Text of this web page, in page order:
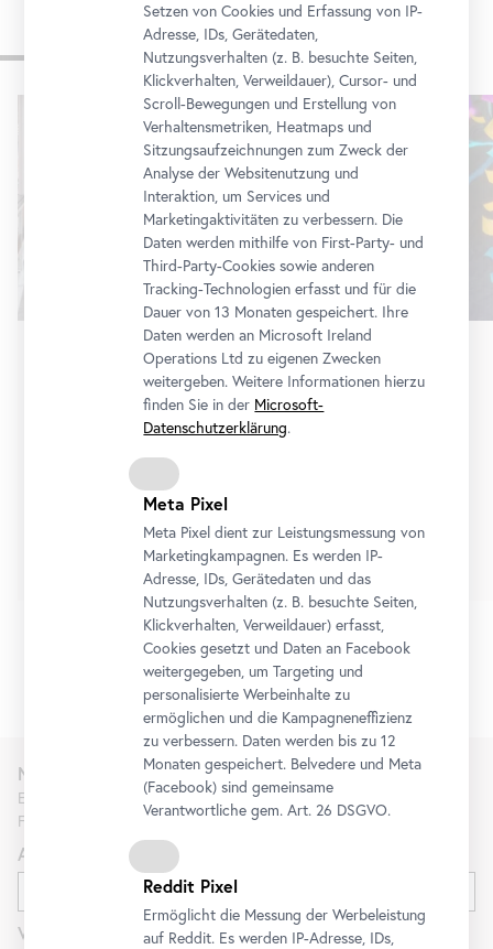
Weitere Ausstellungen
Ausstellung • Belvedere 21
Stellprobe
Sammlungszugänge der letzten Dekade in einem
Display von Heimo Zobernig
10. Juli 2026- 4. Oktober 2026
Tickets
1/2
Newsletter
Erfahren Sie als Erste*r über neue Ausstellungen, Workshops,
Führungen und Aktionen des Belvedere.
Anrede
Vorname
Setzen von Cookies und Erfassung von IP-
Adresse, IDs, Gerätedaten,
Nutzungsverhalten (z. B. besuchte Seiten,
Klickverhalten, Verweildauer), Cursor- und
Scroll-Bewegungen und Erstellung von
Verhaltensmetriken, Heatmaps und
Sitzungsaufzeichnungen zum Zweck der
Analyse der Websitenutzung und
Interaktion, um Services und
Marketingaktivitäten zu verbessern. Die
Daten werden mithilfe von First-Party- und
Third-Party-Cookies sowie anderen
Tracking-Technologien erfasst und für die
Dauer von 13 Monaten gespeichert. Ihre
Daten werden an Microsoft Ireland
Operations Ltd zu eigenen Zwecken
weitergeben. Weitere Informationen hierzu
finden Sie in der Microsoft-
Datenschutzerklärung.
Meta Pixel
Meta Pixel dient zur Leistungsmessung von
Marketingkampagnen. Es werden IP-
Adresse, IDs, Gerätedaten und das
Nutzungsverhalten (z. B. besuchte Seiten,
Klickverhalten, Verweildauer) erfasst,
Cookies gesetzt und Daten an Facebook
weitergegeben, um Targeting und
personalisierte Werbeinhalte zu
ermöglichen und die Kampagneneffizienz
zu verbessern. Daten werden bis zu 12
Monaten gespeichert. Belvedere und Meta
(Facebook) sind gemeinsame
Verantwortliche gem.Art. 26 DSGVO.
Reddit Pixel
Ermöglicht die Messung der Werbeleistung
auf Reddit. Es werden IP-Adresse, IDs,